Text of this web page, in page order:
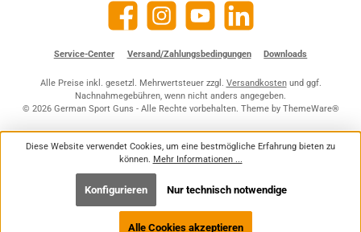
Facebook Instagram YouTube https://de.linkedin.com/company/
Service-Center Versand/Zahlungsbedingungen Downloads
Alle Preise inkl. gesetzl. Mehrwertsteuer zzgl. Versandkostenund ggf.
Nachnahmegebühren, wenn nicht anders angegeben.
© 2026 German Sport Guns - Alle Rechte vorbehalten. Theme by ThemeWare®
Diese Website verwendet Cookies, um eine bestmögliche Erfahrung bieten zu
können. Mehr Informationen ...
Nur technisch notwendige
Konfigurieren
Alle Cookies akzeptieren